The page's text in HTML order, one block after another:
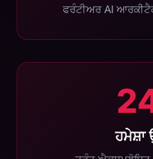
ਫਰੰਟੀਅਰ AI
ਹਮੇਸ਼ਾ